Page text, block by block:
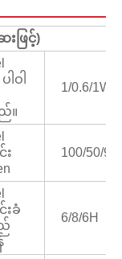
းဖြင့်)
ါဝါ
။
1/0.6/1W
100/50/
ခံ
6/8/6H